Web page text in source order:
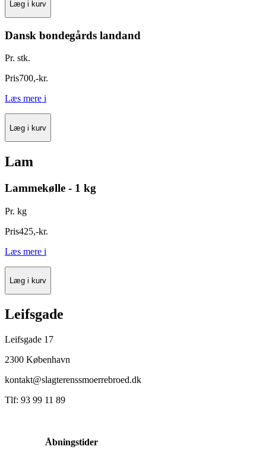
Læg i kurv
Dansk bondegårds landand
Pr. stk.
Pris700,-kr.
Læs mere i
Læg i kurv
Lam
Lammekølle - 1 kg
Pr. kg
Pris425,-kr.
Læs mere i
Læg i kurv
Leifsgade
Leifsgade 17
2300 København
kontakt@slagterenssmoerrebroed.dk
Tlf: 93 99 11 89
Åbningstider